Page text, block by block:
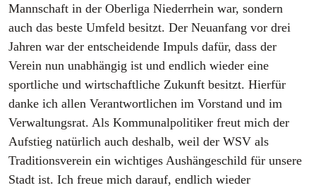
Mannschaft in der Oberliga Niederrhein war, sondern
auch das beste Umfeld besitzt. Der Neuanfang vor drei
Jahren war der entscheidende Impuls dafür, dass der
Verein nun unabhängig ist und endlich wieder eine
sportliche und wirtschaftliche Zukunft besitzt. Hierfür
danke ich allen Verantwortlichen im Vorstand und im
Verwaltungsrat. Als Kommunalpolitiker freut mich der
Aufstieg natürlich auch deshalb, weil der WSV als
Traditionsverein ein wichtiges Aushängeschild für unsere
Stadt ist. Ich freue mich darauf, endlich wieder